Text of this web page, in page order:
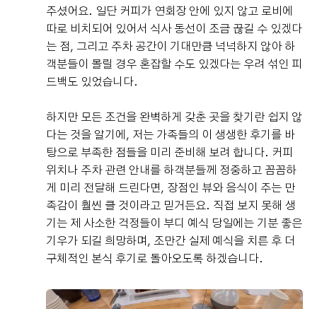
주셨어요. 일단 커피가 연회장 안에 있지 않고 로비에
따로 비치되어 있어서 식사 동선이 조금 끊길 수 있겠다
는 점, 그리고 주차 공간이 기대만큼 넉넉하지 않아 하
객분들이 몰릴 경우 혼잡할 수도 있겠다는 우려 섞인 피
드백도 있었습니다.
하지만 모든 조건을 완벽하게 갖춘 곳을 찾기란 쉽지 않
다는 것을 알기에, 저는 가족들의 이 생생한 후기를 바
탕으로 부족한 점들을 미리 준비해 보려 합니다. 커피
위치나 주차 관련 안내를 하객분들께 정중하고 꼼꼼하
게 미리 전달해 드린다면, 장점인 뷰와 음식이 주는 만
족감이 훨씬 클 것이라고 믿거든요. 직접 보지 못해 생
기는 제 사소한 걱정들이 부디 예식 당일에는 기분 좋은
기우가 되길 희망하며, 조만간 실제 예식을 치른 후 더
구체적인 본식 후기로 돌아오도록 하겠습니다.